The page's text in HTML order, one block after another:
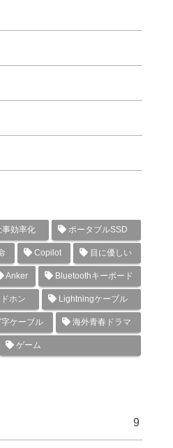
事効率化 ポータブルSSD
Copilot 目に優しい
Anker Bluetoothキーボード
ホン Lightningケーブル
ケーブル 海外青春ドラマ
ゲーム
9